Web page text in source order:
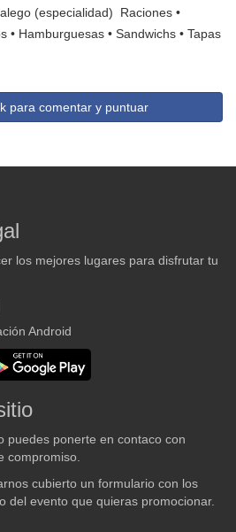
(especialidad) Raciones •
• Hamburguesas • Sandwichs • Tapas
para comentar y puntuar
los mejores lugares para disfrutar tu
Android
puedes ponerte en contaco con
compromiso.
cubierto un formulario con los
del evento que quieras promocionar.